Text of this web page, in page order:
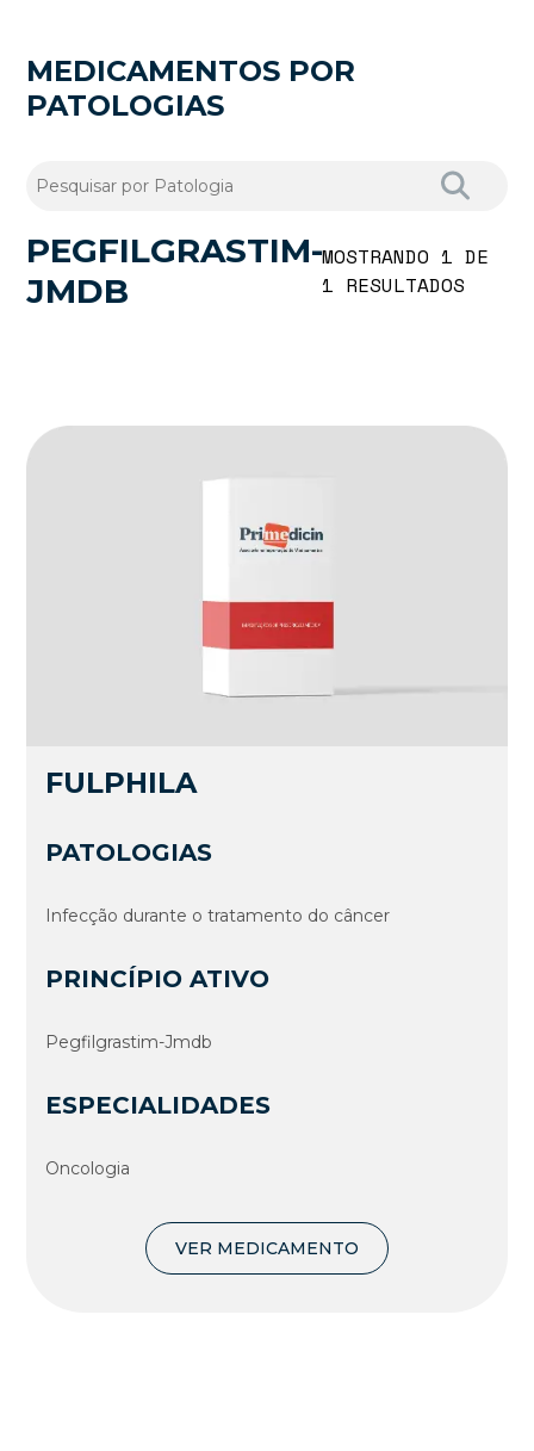
MEDICAMENTOS POR
PATOLOGIAS
PEGFILGRASTIM-
JMDB
MOSTRANDO 1 DE
1 RESULTADOS
FULPHILA
PATOLOGIAS
Infecção durante o tratamento do câncer
PRINCÍPIO ATIVO
Pegfilgrastim-Jmdb
ESPECIALIDADES
Oncologia
VER MEDICAMENTO